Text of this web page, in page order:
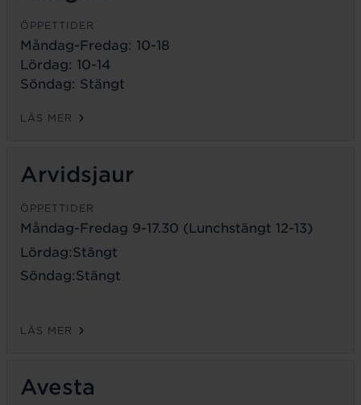
ÖPPETTIDER
Måndag-Fredag: 10-18
Lördag: 10-14
Söndag: Stängt
LÄS MER
Arvidsjaur
ÖPPETTIDER
Måndag-Fredag 9-17.30 (Lunchstängt 12-13)
Lördag:Stängt
Söndag:Stängt
LÄS MER
Avesta